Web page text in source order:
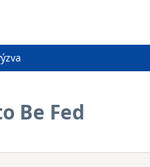
Be Fed